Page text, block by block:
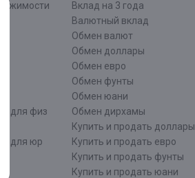
для физ
для юр
Вклад на 3 года
Валютный вклад
Обмен валют
Обмен доллары
Обмен евро
Обмен фунты
Обмен юани
Обмен дирхамы
Купить и продать доллары
Купить и продать евро
Купить и продать фунты
Купить и продать юани